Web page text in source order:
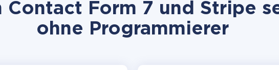
Contact Form 7 und Stripe
ohne Programmierer